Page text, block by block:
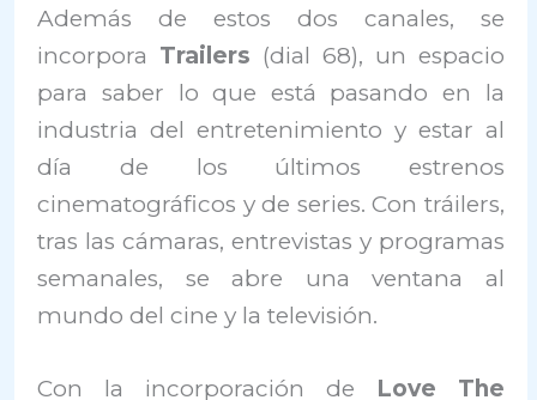
Además de estos dos canales, se
incorpora Trailers (dial 68), un espacio
para saber lo que está pasando en la
industria del entretenimiento y estar al
día de los últimos estrenos
cinematográficos y de series. Con tráilers,
tras las cámaras, entrevistas y programas
semanales, se abre una ventana al
mundo del cine y la televisión.
Con la incorporación de Love The